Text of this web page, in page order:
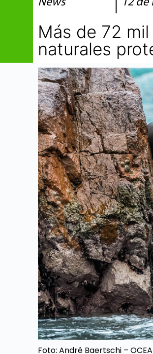
News 12 de
Más de 72
naturales
Foto: André Baertschi –